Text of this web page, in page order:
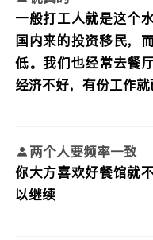
一般打工人就是这个
国内来的投资移民，
低。我们也经常去餐
经济不好，有份工作就
两个人要频率一致
你大方喜欢好餐馆就
以继续